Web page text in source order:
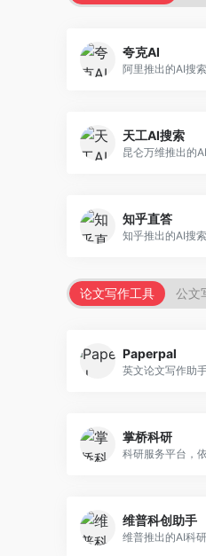
夸克AI
天工AI搜索
知乎直答
论文写作工具 公文
Paperpal
掌桥科研
维普科创助手